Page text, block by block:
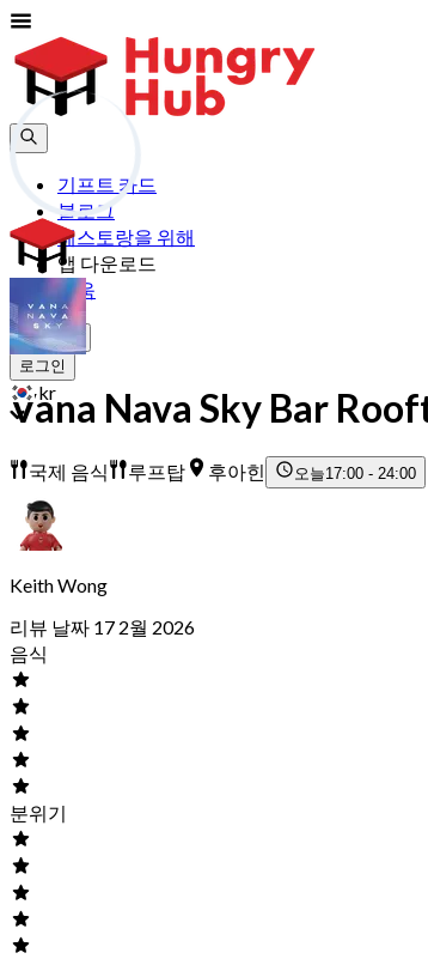
기프트 카드
블로그
레스토랑을 위해
앱 다운로드
도움
가입하기
로그인
kr
Vana Nava Sky Bar
국제 음식 루프탑 후아힌 오늘17:00 - 24:00
Keith Wong
리뷰 날짜 17 2월 2026
음식
분위기